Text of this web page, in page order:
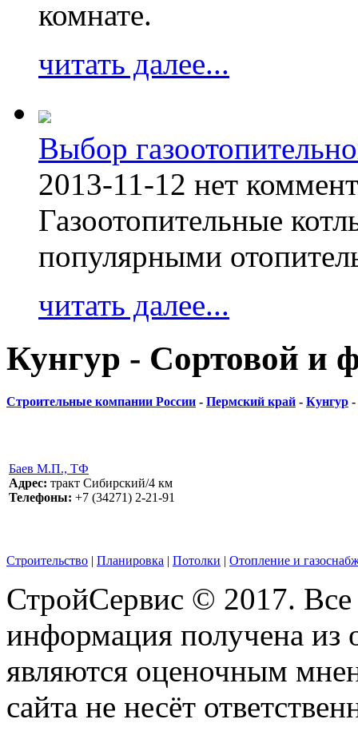
комнате.
читать далее...
Выбор
2013-11-12 нет
Газоотопительные
популярными
читать далее...
Кунгур - Сортовой и
Строительные компании России - Пермский край - Кунгур -
Баев М.П., ТФ
Адрес: тракт Сибирский/4 км
Телефоны: +7 (34271) 2-21-91
Строительство | Планировка | Потолки | Отопление и
СтройСервис © 2017.
информация получена из
являются оценочным
сайта не несёт